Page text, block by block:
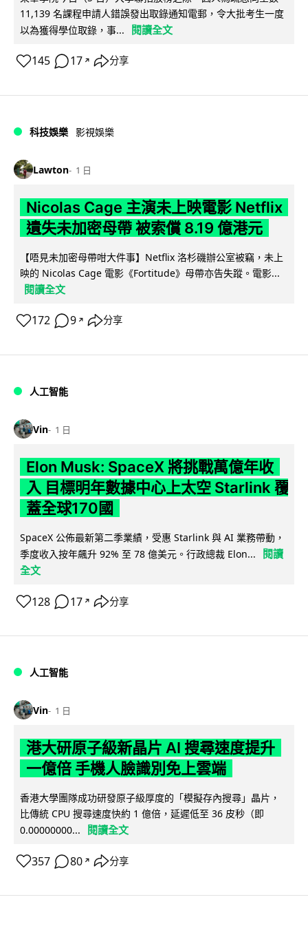
11,139 名課程申請人錯誤發出取錄通知電郵，令大批考生一度
以為獲得學位取錄，事...
閱讀全文
145 17 ↗ 分享
科技娛樂 影視娛樂
Lawton 1 日
Nicolas Cage 主演未上映電影 Netflix
遺失未加密母帶 被索償 8.19 億港元
【唔見未加密母帶咁大件事】Netflix 洛杉磯辦公室被竊，未上
映的 Nicolas Cage 電影《Fortitude》母帶亦告失蹤。電影...
閱讀全文
172 9 ↗ 分享
人工智能
Vin 1 日
Elon Musk: SpaceX 將挑戰萬億年收
入 目標明年數據中心上太空 Starlink 覆
蓋全球170國
SpaceX 公佈最新第二季業績，受惠 Starlink 與 AI 業務帶動，
季度收入按年飆升 92% 至 78 億美元。行政總裁 Elon...
閱讀
全文
128 17 ↗ 分享
人工智能
Vin 1 日
港大研原子級新晶片 AI 搜尋速度提升
一億倍 手機人臉識別免上雲端
香港大學團隊成功研發原子級厚度的「模擬存內搜尋」晶片，
比傳統 CPU 搜尋速度快約 1 億倍，延遲低至 36 皮秒（即
0.00000000...
閱讀全文
357 80 ↗ 分享